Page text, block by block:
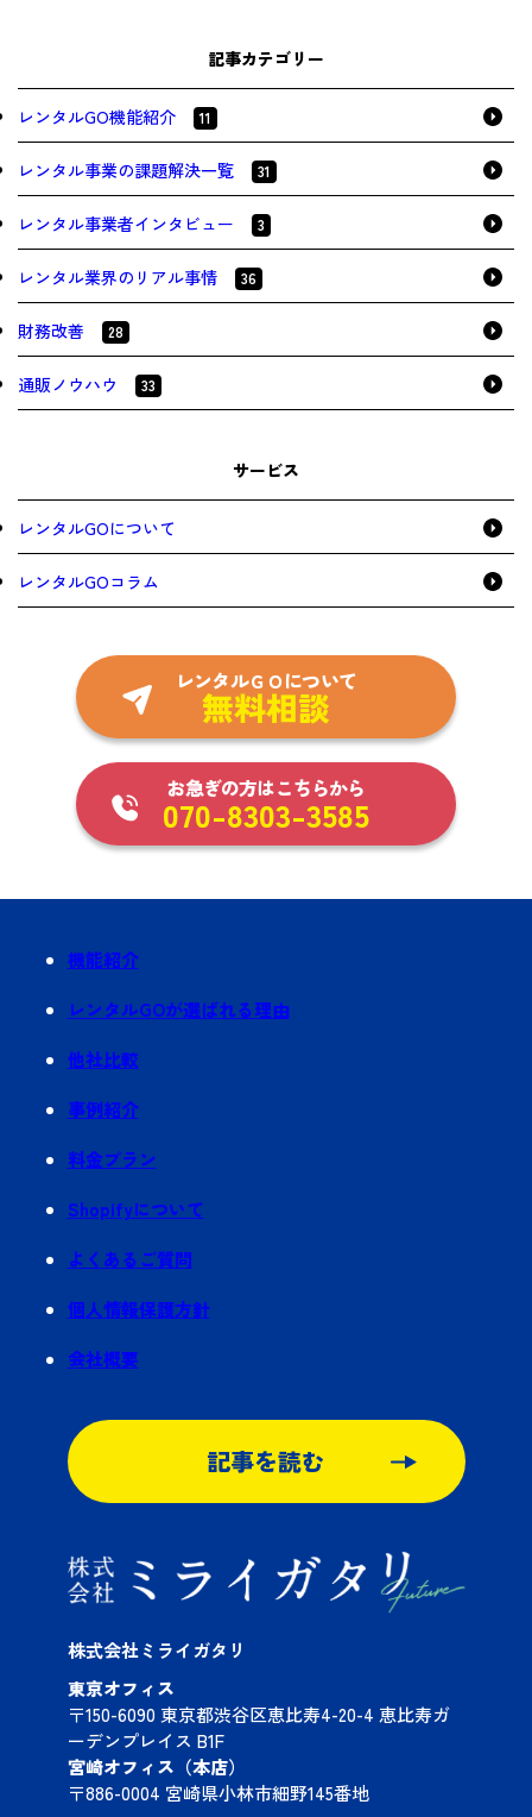
記事カテゴリー
レンタルGO機能紹介 11
レンタル事業の課題解決一覧 31
レンタル事業者インタビュー 3
レンタル業界のリアル事情 36
財務改善 28
通販ノウハウ 33
サービス
レンタルGOについて
レンタルGOコラム
レンタルＧＯについて
無料相談
お急ぎの方はこちらから
070-8303-3585
機能紹介
レンタルGOが選ばれる理由
他社比較
事例紹介
料金プラン
Shopifyについて
よくあるご質問
個人情報保護方針
会社概要
記事を読む
株式会社ミライガタリ
東京オフィス
〒150-6090 東京都渋谷区恵比寿4-20-4 恵比寿ガ
ーデンプレイス B1F
宮崎オフィス（本店）
〒886-0004 宮崎県小林市細野145番地